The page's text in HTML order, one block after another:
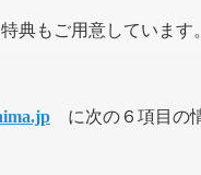
典もご用意しています。
に次の６項目の